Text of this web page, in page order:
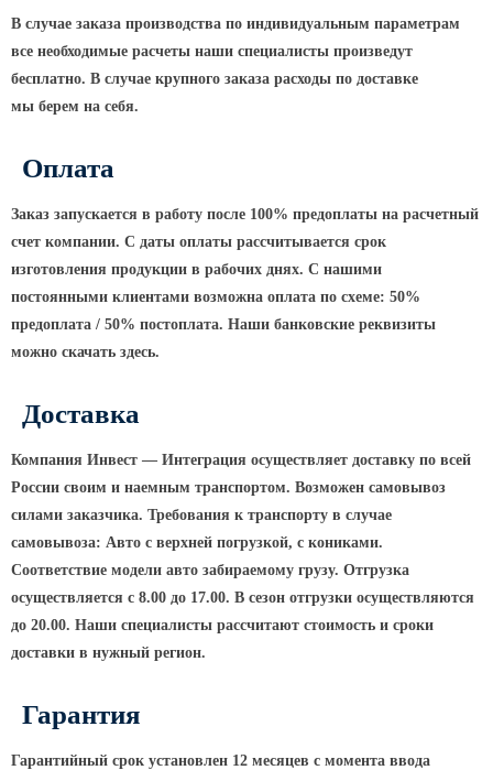
стационарной короной
ВМО Высокомачтовые опоры с
мобильной короной
РМГ Радиомачты. Опоры сотовoй
назначения
светильников
Кронштейн консольный для 2
светильников
Кронштейны для подвесных
светильников
светильников
Кронштейны для прожекторов
В случае заказа производства по индивидуальным параметрам
все необходимые расчеты наши специалисты произведут
бесплатно. В случае крупного заказа расходы по доставке
мы берем на себя.
Оплата
Заказ запускается в работу после 100% предоплаты на расчетный
счет компании. С даты оплаты рассчитывается срок
изготовления продукции в рабочих днях. С нашими
постоянными клиентами возможна оплата по схеме: 50%
предоплата / 50% постоплата. Наши банковские реквизиты
можно скачать здесь.
Доставка
Компания Инвест — Интеграция осуществляет доставку по всей
России своим и наемным транспортом. Возможен самовывоз
силами заказчика. Требования к транспорту в случае
самовывоза: Авто с верхней погрузкой, с кониками.
Соответствие модели авто забираемому грузу. Отгрузка
осуществляется с 8.00 до 17.00. В сезон отгрузки осуществляются
до 20.00. Наши специалисты рассчитают стоимость и сроки
доставки в нужный регион.
Гарантия
Гарантийный срок установлен 12 месяцев с момента ввода